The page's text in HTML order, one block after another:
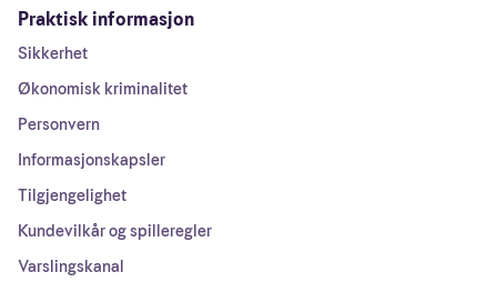
Praktisk informasjon
Sikkerhet
Økonomisk kriminalitet
Personvern
Informasjonskapsler
Tilgjengelighet
Kundevilkår og spilleregler
Varslingskanal